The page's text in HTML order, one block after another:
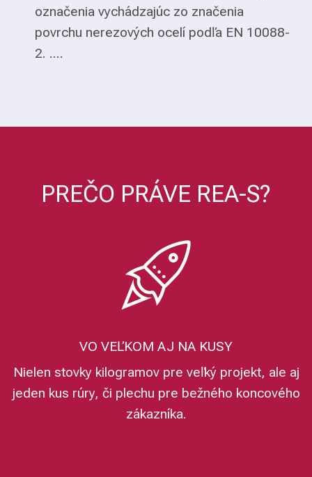
označenia vychádzajúc zo značenia
povrchu nerezových ocelí podľa EN 10088-
2. ....
PREČO PRÁVE REA-S?
VO VEĽKOM AJ NA KUSY
Nielen stovky kilogramov pre veľký projekt, ale aj
jeden kus rúry, či plechu pre bežného koncového
zákazníka.